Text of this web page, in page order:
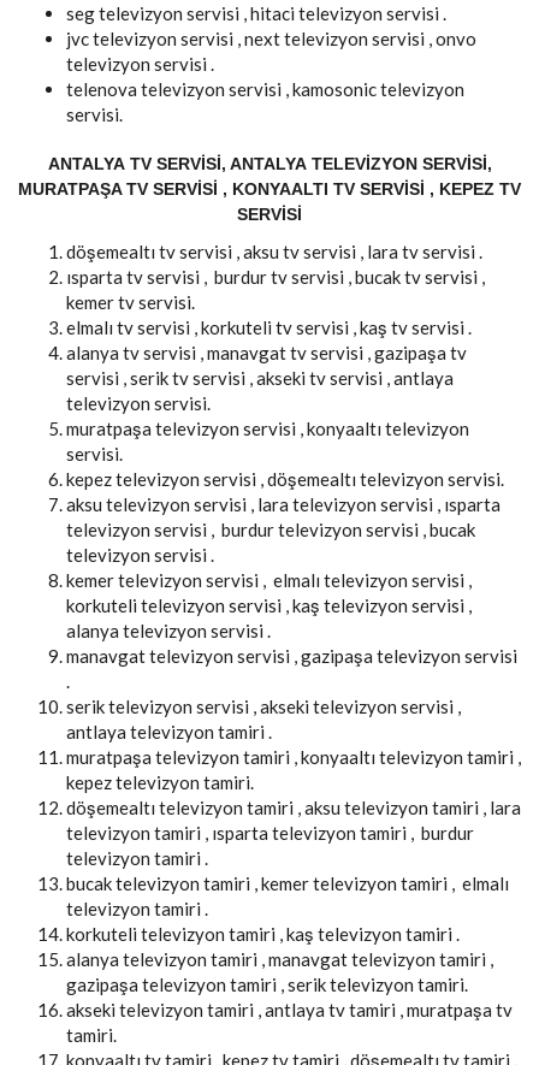
seg televizyon servisi , hitaci televizyon servisi .
jvc televizyon servisi , next televizyon servisi , onvo
televizyon servisi .
telenova televizyon servisi , kamosonic televizyon
servisi.
ANTALYA TV SERVISI, ANTALYA TELEVIZYON SERVISI,
MURATPAŞA TV SERVISI , KONYAALTI TV SERVISI , KEPEZ TV
SERVISI
döşemealtı tv servisi , aksu tv servisi , lara tv servisi .
ısparta tv servisi , burdur tv servisi , bucak tv servisi ,
kemer tv servisi.
elmalı tv servisi , korkuteli tv servisi , kaş tv servisi .
alanya tv servisi , manavgat tv servisi , gazipaşa tv
servisi , serik tv servisi , akseki tv servisi , antlaya
televizyon servisi.
muratpaşa televizyon servisi , konyaaltı televizyon
servisi.
kepez televizyon servisi , döşemealtı televizyon servisi.
aksu televizyon servisi , lara televizyon servisi , ısparta
televizyon servisi , burdur televizyon servisi , bucak
televizyon servisi .
kemer televizyon servisi , elmalı televizyon servisi ,
korkuteli televizyon servisi , kaş televizyon servisi ,
alanya televizyon servisi .
manavgat televizyon servisi , gazipaşa televizyon servisi
.
serik televizyon servisi , akseki televizyon servisi ,
antlaya televizyon tamiri .
muratpaşa televizyon tamiri , konyaaltı televizyon tamiri ,
kepez televizyon tamiri.
döşemealtı televizyon tamiri , aksu televizyon tamiri , lara
televizyon tamiri , ısparta televizyon tamiri , burdur
televizyon tamiri .
bucak televizyon tamiri , kemer televizyon tamiri , elmalı
televizyon tamiri .
korkuteli televizyon tamiri , kaş televizyon tamiri .
alanya televizyon tamiri , manavgat televizyon tamiri ,
gazipaşa televizyon tamiri , serik televizyon tamiri.
akseki televizyon tamiri , antlaya tv tamiri , muratpaşa tv
tamiri.
konyaaltı tv tamiri , kepez tv tamiri , döşemealtı tv tamiri .